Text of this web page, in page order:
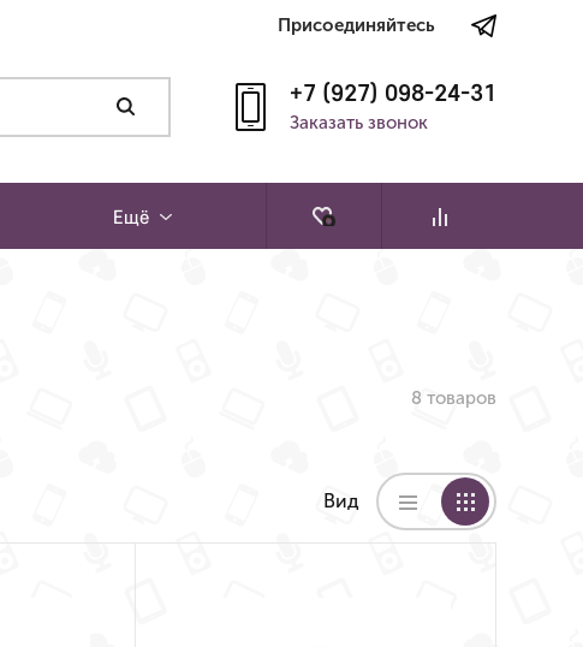
Присоединяйтесь
+7 (927) 098-24-31
Заказать звонок
Ещё
8 товаров
Вид